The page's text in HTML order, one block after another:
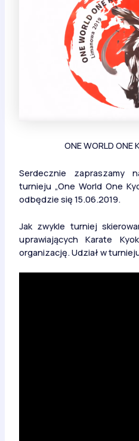
ONE WORLD ONE
Serdecznie zapraszamy
turnieju „One World One
odbędzie się 15.06.2019.
Jak zwykle turniej
uprawiających Karate
organizację. Udział w